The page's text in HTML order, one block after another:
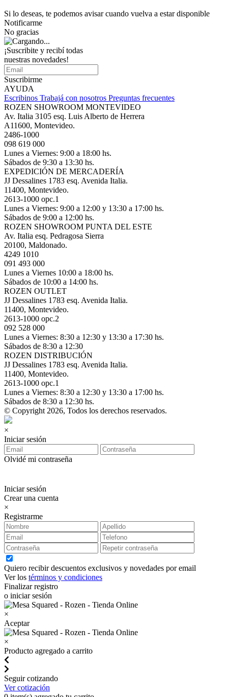
Si lo deseas, te podemos avisar cuando vuelva a estar disponible
Notificarme
No gracias
¡Suscribite y recibí todas
nuestras novedades!
Suscribirme
AYUDA
Escribinos Trabajá con nosotros Preguntas frecuentes
ROZEN SHOWROOM MONTEVIDEO
Av. Italia 3105 esq. Luis Alberto de Herrera
A11600, Montevideo.
2486-1000
098 619 000
Lunes a Viernes: 9:00 a 18:00 hs.
Sábados de 9:30 a 13:30 hs.
EXPEDICIÓN DE MERCADERÍA
JJ Dessalines 1783 esq. Avenida Italia.
11400, Montevideo.
2613-1000 opc.1
Lunes a Viernes: 9:00 a 12:00 y 13:30 a 17:00 hs.
Sábados de 9:00 a 12:00 hs.
ROZEN SHOWROOM PUNTA DEL ESTE
Av. Italia esq. Pedragosa Sierra
20100, Maldonado.
4249 1010
091 493 000
Lunes a Viernes 10:00 a 18:00 hs.
Sábados de 10:00 a 14:00 hs.
ROZEN OUTLET
JJ Dessalines 1783 esq. Avenida Italia.
11400, Montevideo.
2613-1000 opc.2
092 528 000
Lunes a Viernes: 8:30 a 12:30 y 13:30 a 17:30 hs.
Sábados de 8:30 a 12:30
ROZEN DISTRIBUCIÓN
JJ Dessalines 1783 esq. Avenida Italia.
11400, Montevideo.
2613-1000 opc.1
Lunes a Viernes: 8:30 a 12:30 y 13:30 a 17:00 hs.
Sábados de 8:30 a 12:30 hs.
© Copyright 2026, Todos los derechos reservados.
×
Iniciar sesión
Olvidé mi contraseña
Iniciar sesión
Crear una cuenta
×
Registrarme
Quiero recibir descuentos exclusivos y novedades por email
Ver los términos y condiciones
Finalizar registro
o iniciar sesión
×
Aceptar
×
Producto agregado a carrito
Seguir cotizando
Ver cotización